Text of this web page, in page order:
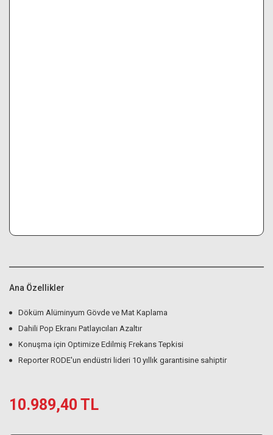
Ana Özellikler
Döküm Alüminyum Gövde ve Mat Kaplama
Dahili Pop Ekranı Patlayıcıları Azaltır
Konuşma için Optimize Edilmiş Frekans Tepkisi
Reporter RODE'un endüstri lideri 10 yıllık garantisine sahiptir
10.989,40 TL